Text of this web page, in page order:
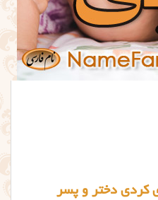
کردی دختر و پسر